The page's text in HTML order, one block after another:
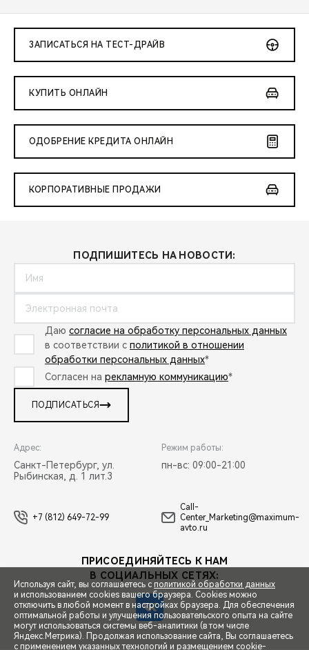
СПЕЦПРЕДЛОЖЕНИЯ
ЗАПИСАТЬСЯ НА ТЕСТ-ДРАЙВ
КУПИТЬ ОНЛАЙН
ОДОБРЕНИЕ КРЕДИТА ОНЛАЙН
КОРПОРАТИВНЫЕ ПРОДАЖИ
ПОДПИШИТЕСЬ НА НОВОСТИ:
Даю согласие на обработку персональных данных
в соответствии с политикой в отношении
обработки персональных данных*
Согласен на рекламную коммуникацию*
ПОДПИСАТЬСЯ
Адрес:
Санкт-Петербург, ул.
Рыбинская, д. 1 лит.3
Режим работы:
пн-вс: 09:00-21:00
+7 (812) 649-72-99
Call-
Center_Marketing@maximum-
avto.ru
ПРИСОЕДИНЯЙТЕСЬ К НАМ
В СОЦИАЛЬНЫХ СЕТЯХ:
Используя сайт, вы соглашаетесь с политикой обработки данных
и использованием cookies вашего браузера. Cookies можно
отключить в любой момент в настройках браузера. Для обеспечения
оптимальной работы и улучшения пользовательского опыта на сайте
могут использоваться системы веб-аналитики (в том числе
Яндекс.Метрика). Продолжая использование сайта, Вы соглашаетесь
с применением указанных технологий и размещением cookie-